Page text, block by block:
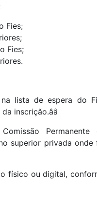
Fies;
Fies;
lista de espera do
Permanente
superior privada onde
físico ou digital,